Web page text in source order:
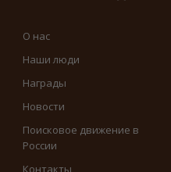
О нас
Наши люди
Награды
Новости
Поисковое движение в
России
Контакты